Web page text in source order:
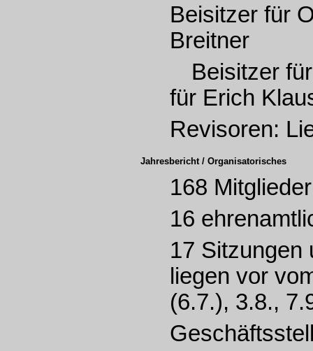
Beisitzer für
Breitner
Beisitzer
für Erich
Revisoren:
Jahresbericht / Organisatorisches
168
16
17 Sitzungen
liegen vor
(6.7.), 3.8.,